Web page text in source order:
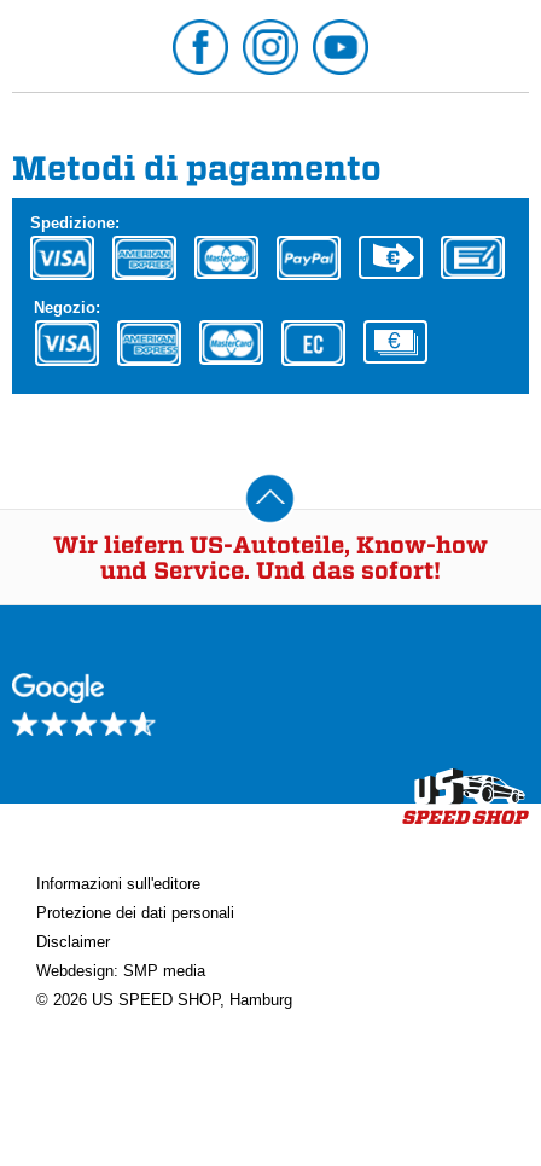
Metodi di pagamento
Spedizione:
Negozio:
Wir liefern US-Autoteile, Know-how
und Service. Und das sofort!
Informazioni sull'editore
Protezione dei dati personali
Disclaimer
Webdesign: SMP media
© 2026 US SPEED SHOP, Hamburg